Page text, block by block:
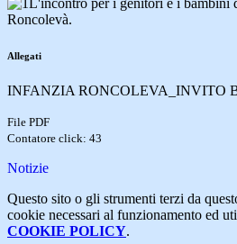
Roncolevà.
Allegati
INFANZIA RONCOLEVA_INVITO
File PDF
Contatore click: 43
Notizie
Questo sito o gli strumenti terzi da
cookie necessari al funzionamento ed
COOKIE POLICY.